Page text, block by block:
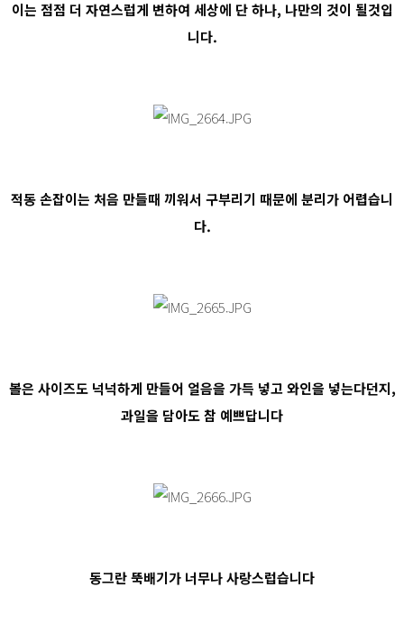
이는 점점 더 자연스럽게 변하여 세상에 단 하나, 나만의 것이 될것입
니다.
적동 손잡이는 처음 만들때 끼워서 구부리기 때문에 분리가 어렵습니
다.
볼은 사이즈도 넉넉하게 만들어 얼음을 가득 넣고 와인을 넣는다던지,
과일을 담아도 참 예쁘답니다
동그란 뚝배기가 너무나 사랑스럽습니다